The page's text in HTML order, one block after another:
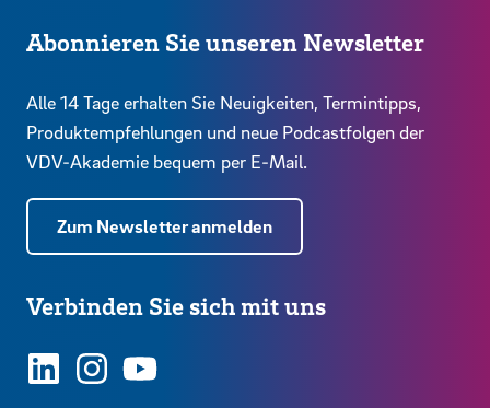
Abonnieren Sie unseren Newsletter
Alle 14 Tage erhalten Sie Neuigkeiten, Termintipps,
Produktempfehlungen und neue Podcastfolgen der
VDV-Akademie bequem per E-Mail.
Zum Newsletter anmelden
Verbinden Sie sich mit uns
LinkedInInstagram
YouTube